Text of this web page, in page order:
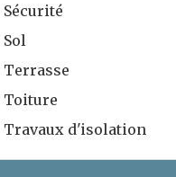
Sécurité
Sol
Terrasse
Toiture
Travaux d'isolation